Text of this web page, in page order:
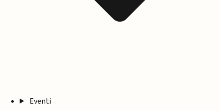
Eventi